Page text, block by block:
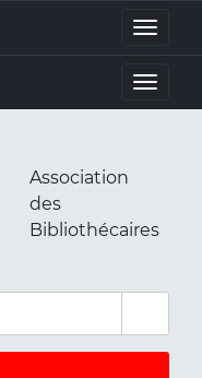
Toggle
Toggle
Association
des
Bibliothécaires